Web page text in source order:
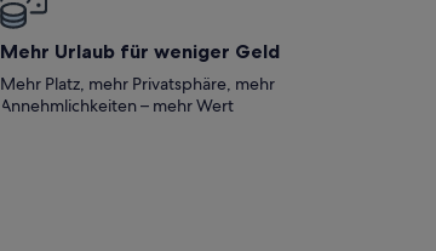
Mehr Urlaub für weniger Geld
Mehr Platz, mehr Privatsphäre, mehr
Annehmlichkeiten – mehr Wert